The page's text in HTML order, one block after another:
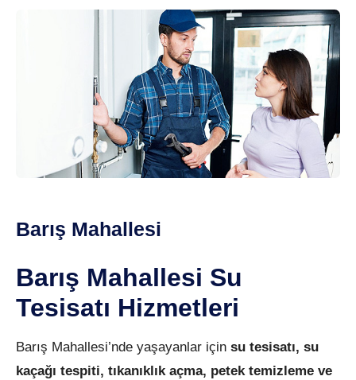
Barış Mahallesi
Barış Mahallesi Su
Tesisatı Hizmetleri
Barış Mahallesi’nde yaşayanlar için su tesisatı, su
kaçağı tespiti, tıkanıklık açma, petek temizleme ve